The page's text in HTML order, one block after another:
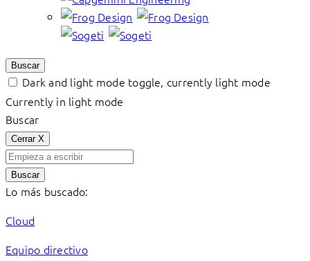
Buscar
Dark and light mode toggle, currently light mode
Currently in light mode
Buscar
Cerrar X
Buscar
Lo más buscado:
Cloud
Equipo directivo